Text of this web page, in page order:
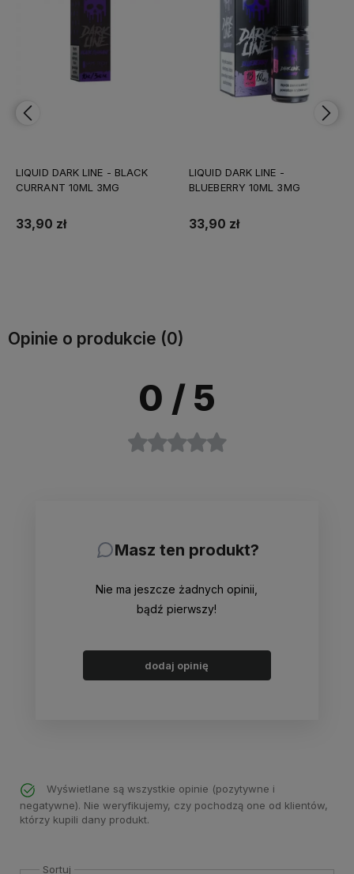
LIQUID DARK LINE - BLACK
CURRANT 10ML 3MG
33,90 zł
LIQUID DARK LINE -
BLUEBERRY 10ML 3MG
33,90 zł
Opinie o produkcie (0)
0 / 5
Masz ten produkt?
Nie ma jeszcze żadnych opinii,
bądź pierwszy!
dodaj opinię
Wyświetlane są wszystkie opinie (pozytywne i
negatywne). Nie weryfikujemy, czy pochodzą one od klientów,
którzy kupili dany produkt.
Sortuj